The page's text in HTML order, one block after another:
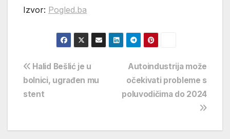
Izvor: Pogled.ba
Navigacija
objava
Autoindustrija može
očekivati probleme s
poluvodičima do 2024
Halid Bešlić je u
bolnici, ugrađen mu
stent